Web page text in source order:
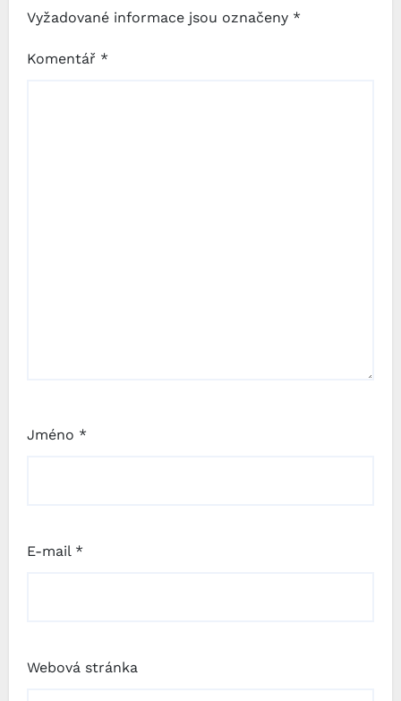
Vyžadované informace jsou označeny *
Komentář *
Jméno *
E-mail *
Webová stránka